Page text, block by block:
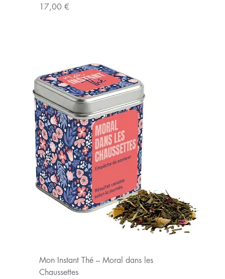
Prix
17,00 €
Mon Instant Thé – Moral dans les
Chaussettes